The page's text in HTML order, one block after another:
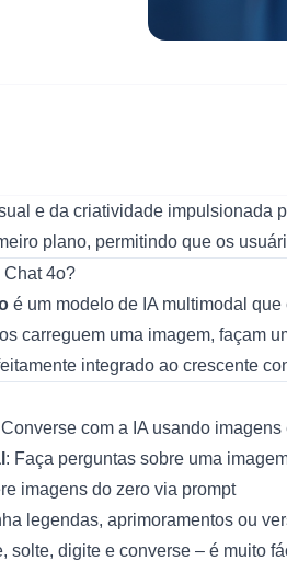
e da criatividade impulsionada
plano, permitindo que os
Chat 4o?
é um modelo de IA multimodal
carreguem uma imagem, façam
integrado ao crescente
Converse com a IA usando imagens
: Faça perguntas sobre uma
imagens do zero via prompt
legendas, aprimoramentos ou
solte, digite e converse – é muito